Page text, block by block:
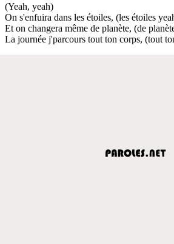
(Yeah, yeah)
On s'enfuira dans les étoiles, (les étoiles
Et on changera même de planète, (de
La journée j'parcours tout ton corps, (tout